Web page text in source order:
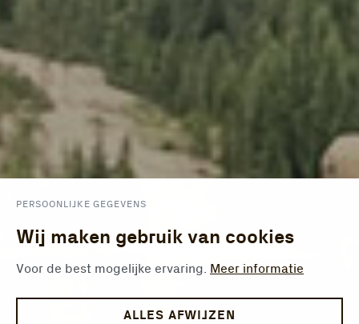
PERSOONLIJKE GEGEVENS
Wij maken gebruik van cookies
Voor de best mogelijke ervaring. Meer informatie
ALLES AFWIJZEN